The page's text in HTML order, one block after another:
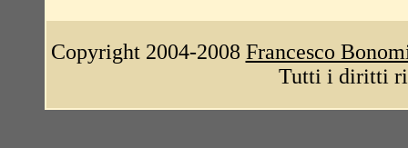
Copyright 2004-2008 Francesco
Tutti i diritti